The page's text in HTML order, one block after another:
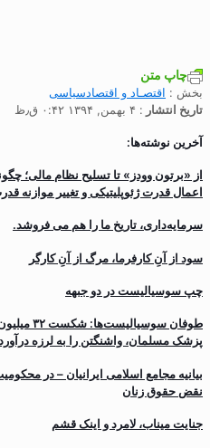
چاپ متن
بخش : اقتصـاد و اقتصاد‌سیاسی
تاریخ انتشار : ۴ بهمن, ۱۳۹۴ ۰:۴۲ ق٫ظ
آخرین نوشته‌ها:
از «برتون وودز» تا تسلیح نظام مالی؛
اعمال قدرت ژئوپلیتیکی و تغییر موازنه
سرمایه‌داری، تاریخ ما را هم می فروشد.
سود از آنِ کارفرما، مرگ از آنِ کارگر
چپ سوسیالیست در دو جبهه
طوفان
پزشک مسلمان، واشنگتن را به لرزه
بیانیه مجامع اسلامی ایرانیان – در
نقض حقوق زنان
جنایت میناب، لامرد و اینک قشم